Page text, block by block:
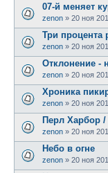
07-й меняет
zenon » 20 ноя
Три процента
zenon » 20 ноя
Отклонение -
zenon » 20 ноя
Хроника
zenon » 20 ноя
Перл Харбор /
zenon » 20 ноя
Небо в огне
zenon » 20 ноя